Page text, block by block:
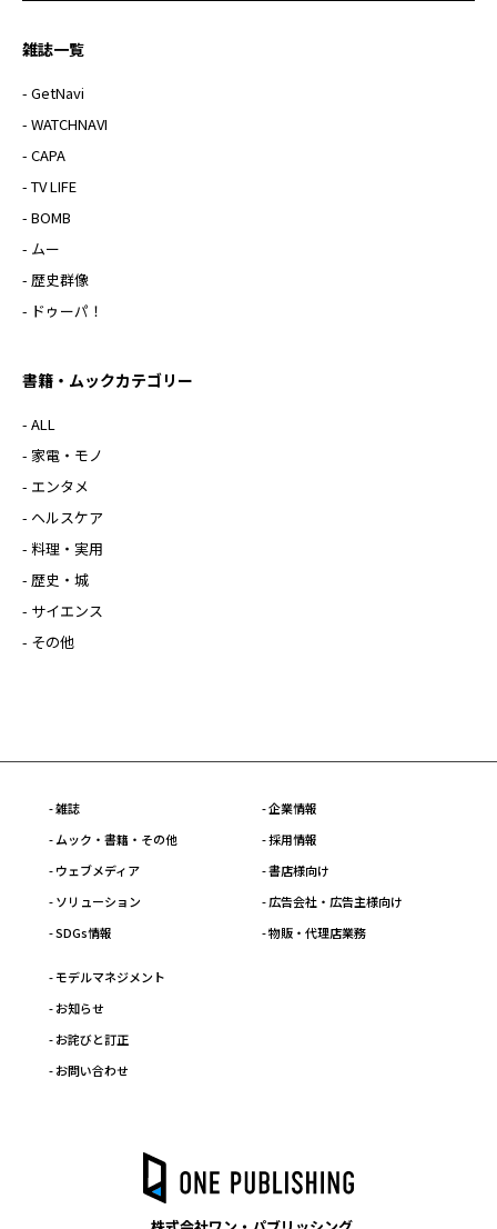
雑誌一覧
- GetNavi
- WATCHNAVI
- CAPA
- TV LIFE
- BOMB
- ムー
- 歴史群像
- ドゥーパ！
書籍・ムックカテゴリー
- ALL
- 家電・モノ
- エンタメ
- ヘルスケア
- 料理・実用
- 歴史・城
- サイエンス
- その他
- 雑誌
- ムック・書籍・その他
- ウェブメディア
- ソリューション
- SDGs情報
- 企業情報
- 採用情報
- 書店様向け
- 広告会社・広告主様向け
- 物販・代理店業務
- モデルマネジメント
- お知らせ
- お詫びと訂正
- お問い合わせ